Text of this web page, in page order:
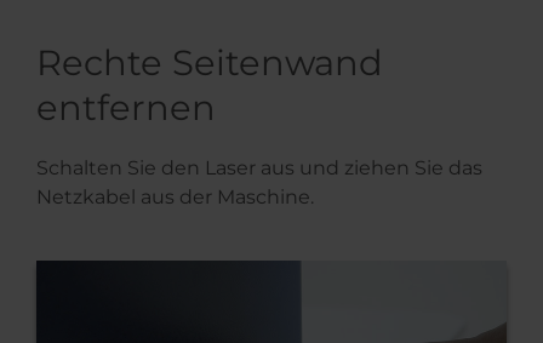
Rechte Seitenwand
entfernen
Schalten Sie den Laser aus und ziehen Sie das
Netzkabel aus der Maschine.